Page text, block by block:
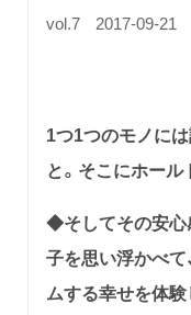
vol.7 2017-09-21
1つ1つのモノに
と。そこにホール
◆そしてその安心
子を思い浮かべ
ムする幸せを体